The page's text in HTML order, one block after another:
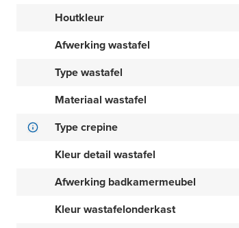
Houtkleur
Afwerking wastafel
Type wastafel
Materiaal wastafel
Type crepine
Kleur detail wastafel
Afwerking badkamermeubel
Kleur wastafelonderkast